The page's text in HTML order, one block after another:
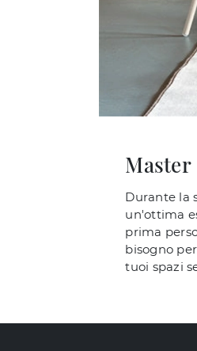
Master
Durante la
un'ottima
prima
bisogno
tuoi spazi